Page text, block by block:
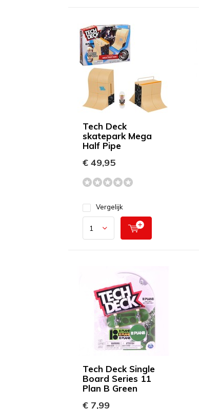
Tech Deck
skatepark Mega
Half Pipe
€ 49,95
Vergelijk
Tech Deck Single
Board Series 11
Plan B Green
€ 7,99